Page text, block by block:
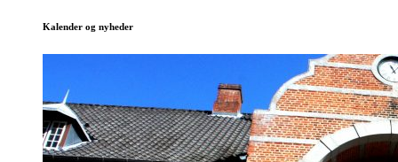
Kalender og nyheder